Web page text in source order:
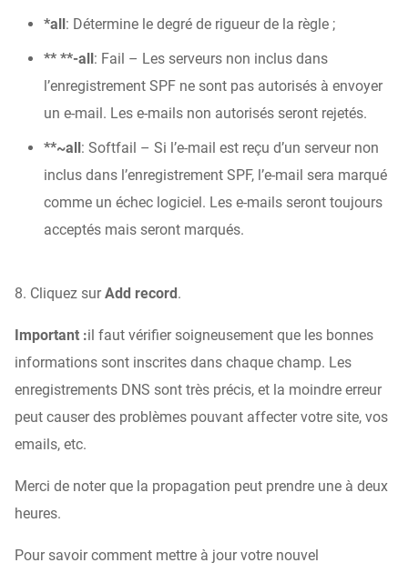
*all : Détermine le degré de rigueur de la règle ;
** **-all : Fail – Les serveurs non inclus dans
l’enregistrement SPF ne sont pas autorisés à envoyer
un e-mail. Les e-mails non autorisés seront rejetés.
**~all : Softfail – Si l’e-mail est reçu d’un serveur non
inclus dans l’enregistrement SPF, l’e-mail sera marqué
comme un échec logiciel. Les e-mails seront toujours
acceptés mais seront marqués.
8. Cliquez surAdd record .
Important :il faut vérifier soigneusement que les bonnes
informations sont inscrites dans chaque champ. Les
enregistrements DNS sont très précis, et la moindre erreur
peut causer des problèmes pouvant affecter votre site, vos
emails, etc.
Merci de noter que la propagation peut prendre une à deux
heures.
Pour savoir comment mettre à jour votre nouvel